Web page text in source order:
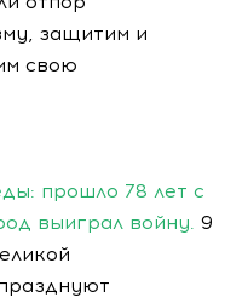
защитим и
свою
прошло 78 лет с
выиграл войну. 9